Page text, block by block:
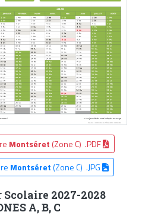
Montséret (Zone C) .PDF
Montséret(Zone C) .JPG
2027-2028
A, B, C